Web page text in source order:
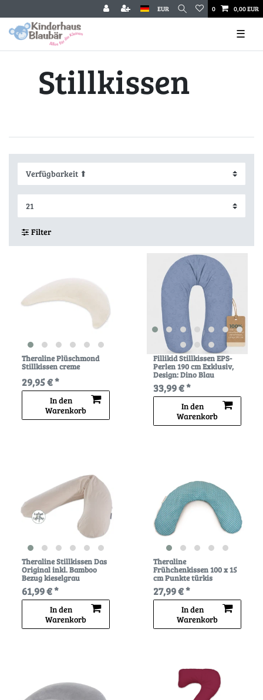
EUR 0 0,00 EUR
☰
Stillkissen
Filter
Theraline Plüschmond
Stillkissen creme
29,95 € *
In den
Warenkorb
Fillikid Stillkissen EPS-
Perlen 190 cm Exklusiv,
Design: Dino Blau
33,99 € *
In den
Warenkorb
Theraline Stillkissen Das
Original inkl. Bamboo
Bezug kieselgrau
61,99 € *
In den
Warenkorb
Theraline
Frühchenkissen 100 x 15
cm Punkte türkis
27,99 € *
In den
Warenkorb